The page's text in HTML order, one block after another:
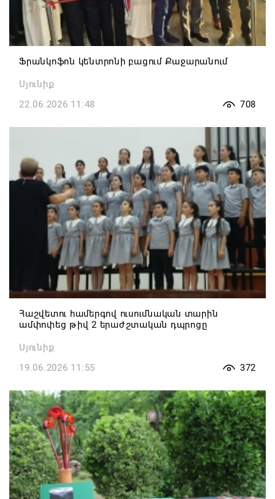
Ֆրանկոֆոն կենտրոնի բացում Քաջարանում
Սյունիք
22.06.2026 11:48
708
Հաշվետու համերգով ուսումնական տարին
ամփոփեց թիվ 2 երաժշտական դպրոցը
Սյունիք
19.06.2026 11:55
372